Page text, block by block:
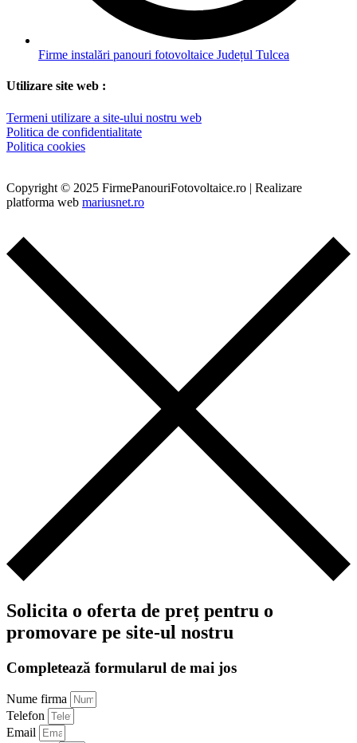
Firme instalări panouri fotovoltaice Județul Tulcea
Utilizare site web :
Termeni utilizare a site-ului nostru web
Politica de confidentialitate
Politica cookies
Copyright © 2025 FirmePanouriFotovoltaice.ro | Realizare
platforma web mariusnet.ro
Solicita o oferta de preț pentru o
promovare pe site-ul nostru
Completează formularul de mai jos
Nume firma
Telefon
Email